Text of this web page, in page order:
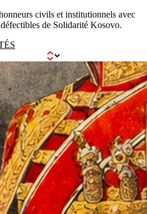
civils et institutionnels avec
de Solidarité Kosovo.